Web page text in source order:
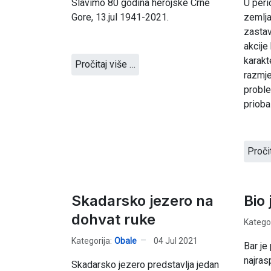
Slavimo 80 godina herojske Crne
Gore, 13.jul 1941-2021.
Pročitaj više …
U
akcije
Skadarsko jezero na
dohvat ruke
Kategorija: Obale 04 Jul 2021
Skadarsko jezero predstavlja jedan
Bio
Bar